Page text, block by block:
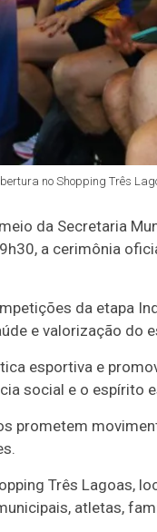
no Shopping Três
da Secretaria
a cerimônia
da etapa
e valorização do
esportiva e
social e o espírito
prometem
Três Lagoas,
atletas,